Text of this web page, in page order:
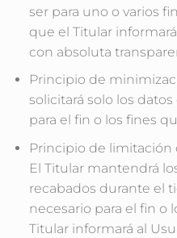
ser para uno o varios
que el Titular
con absoluta
Principio de
solicitará solo los
para el fin o los fines
Principio de limitación
El Titular mantendrá
recabados durante el
necesario para el fin o
Titular informará al